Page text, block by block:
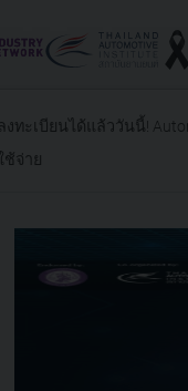
ลงทะเบียนได้แล้ววันนี้!
ใช้จ่าย